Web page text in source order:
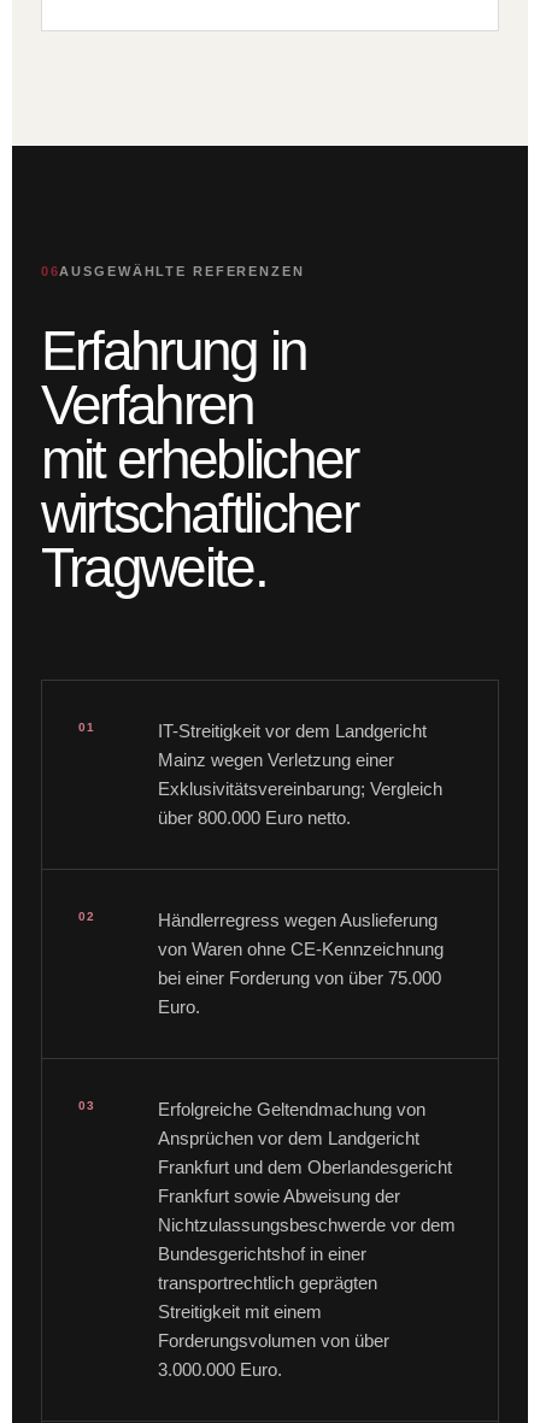
06AUSGEWÄHLTE REFERENZEN
Erfahrung in
Verfahren
mit erheblicher
wirtschaftlicher
Tragweite.
01
IT-Streitigkeit vor dem Landgericht
Mainz wegen Verletzung einer
Exklusivitätsvereinbarung; Vergleich
über 800.000 Euro netto.
02
Händlerregress wegen Auslieferung
von Waren ohne CE-Kennzeichnung
bei einer Forderung von über 75.000
Euro.
03
Erfolgreiche Geltendmachung von
Ansprüchen vor dem Landgericht
Frankfurt und dem Oberlandesgericht
Frankfurt sowie Abweisung der
Nichtzulassungsbeschwerde vor dem
Bundesgerichtshof in einer
transportrechtlich geprägten
Streitigkeit mit einem
Forderungsvolumen von über
3.000.000 Euro.